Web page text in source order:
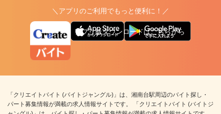
＼アプリのご利用でもっと便利に！／
アプリ版ダウンロードはこちらから
「クリエイトバイト (バイトジャングル)」は、湘南台駅周辺のバイト探し・
パート募集情報が満載の求人情報サイトです。 「クリエイトバイト (バイトジ